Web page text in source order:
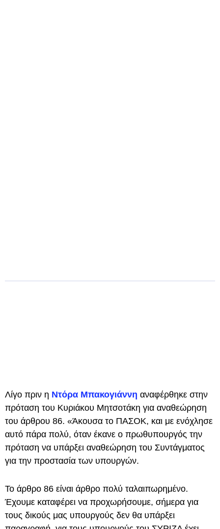
Λίγο πριν η Ντόρα Μπακογιάννη αναφέρθηκε στην
πρόταση του Κυριάκου Μητσοτάκη για αναθεώρηση
του άρθρου 86. «Άκουσα το ΠΑΣΟΚ, και με ενόχλησε
αυτό πάρα πολύ, όταν έκανε ο πρωθυπουργός την
πρόταση να υπάρξει αναθεώρηση του Συντάγματος
για την προστασία των υπουργών.
Το άρθρο 86 είναι άρθρο πολύ ταλαιπωρημένο.
Έχουμε καταφέρει να προχωρήσουμε, σήμερα για
τους δικούς μας υπουργούς δεν θα υπάρξει